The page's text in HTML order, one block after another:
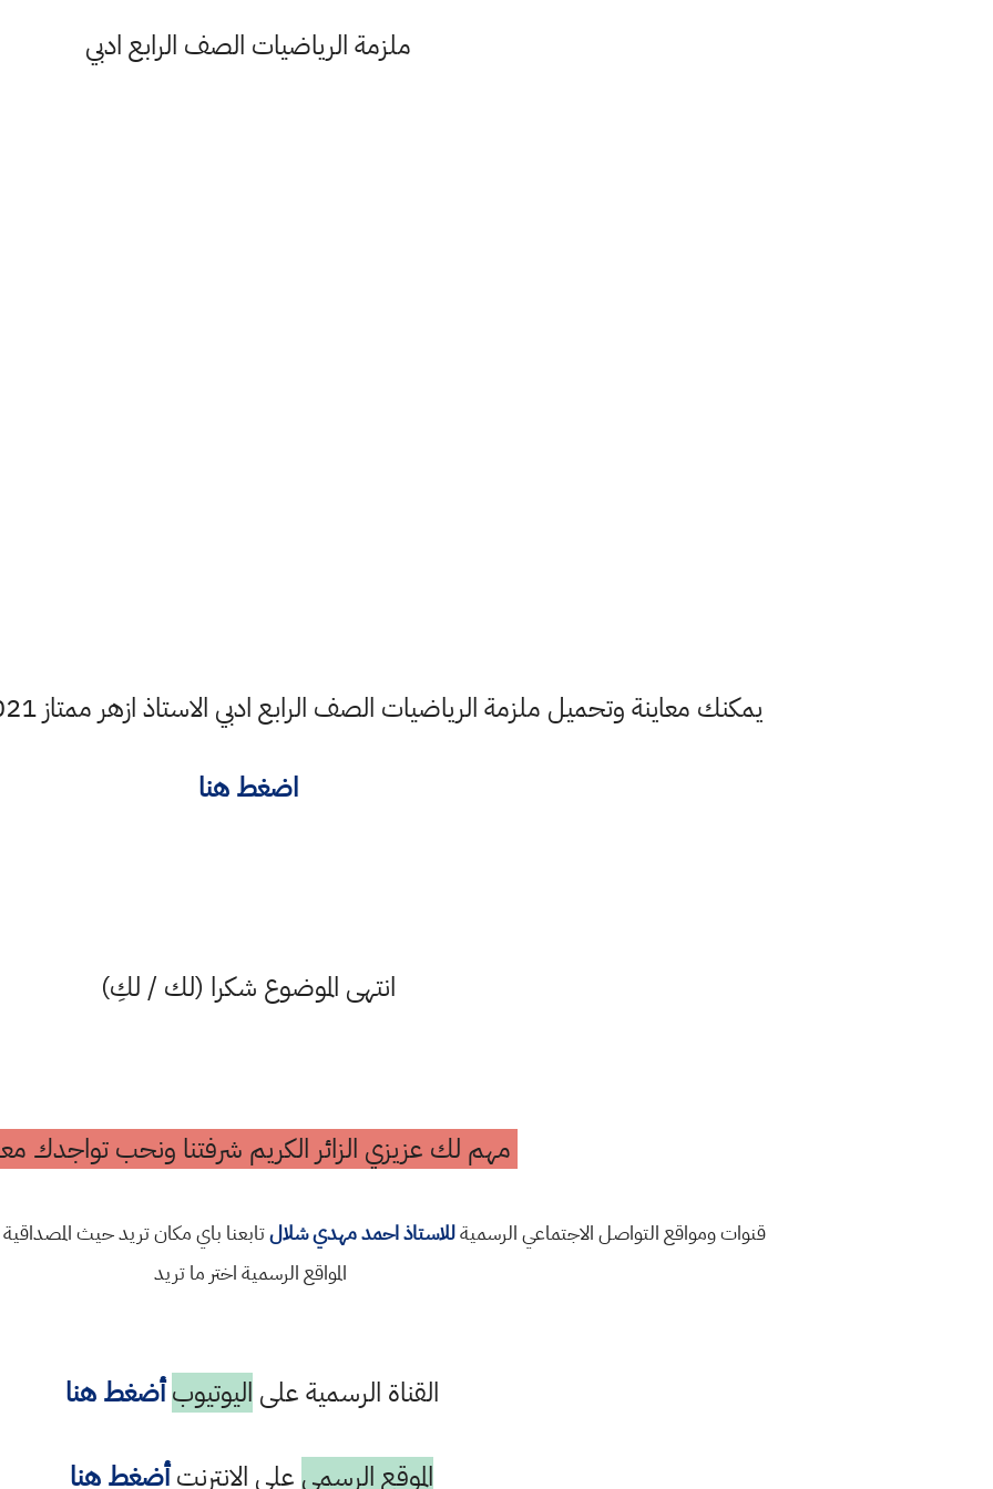
ملزمة الرياضيات الصف الرابع ادبي
يمكنك معاينة وتحميل ملزمة الرياضيات الصف الرابع ادبي الاستاذ ازهر ممتاز 2021 عن طريق جوجل درايف
اضغط هنا
انتهى الموضوع شكرا (لك / لكِ)
مهم لك عزيزي الزائر الكريم شرفتنا ونحب تواجدك
قنوات ومواقع التواصل الاجتماعي الرسميةللاستاذ احمد مهدي شلالتابعنا باي مكان تريد حيث
المواقع الرسمية اختر ما تريد
القناة الرسمية على اليوتيوب أضغط هنا
الموقع الرسمي على الانترنتأضغط هنا